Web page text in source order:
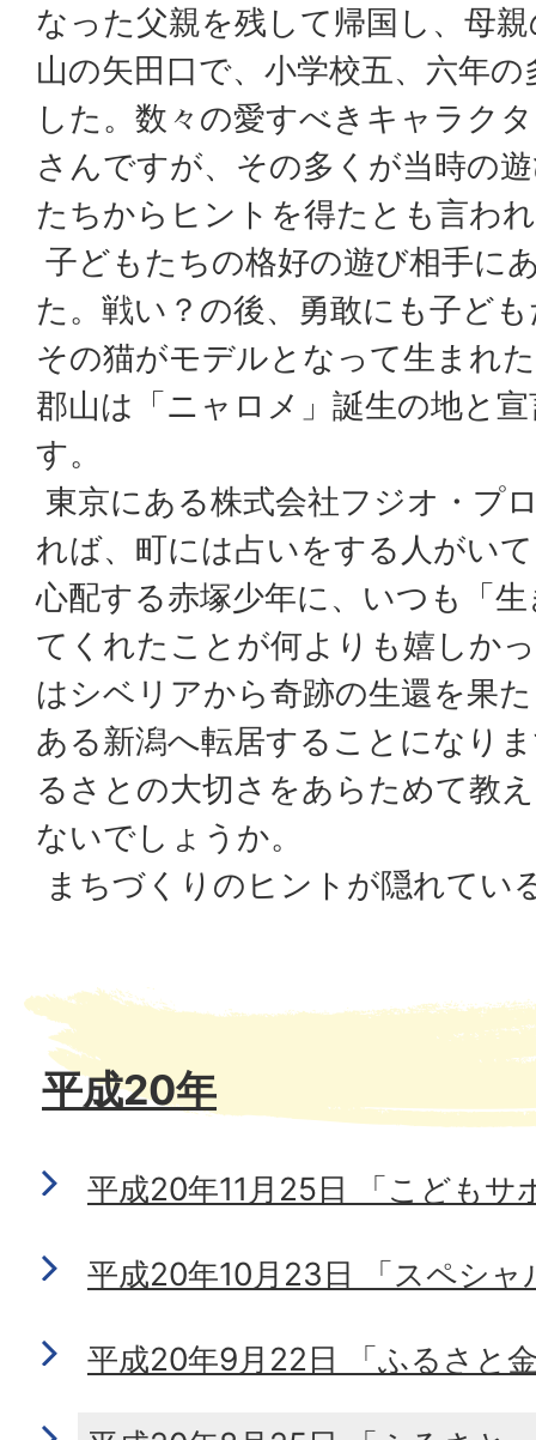
なった父親を残して帰国し、母
山の矢田口で、小学校五、六年
した。数々の愛すべきキャラク
さんですが、その多くが当時の
たちからヒントを得たとも言わ
子どもたちの格好の遊び相手に
た。戦い？の後、勇敢にも子ど
その猫がモデルとなって生まれ
郡山は「ニャロメ」誕生の地と
す。
東京にある株式会社フジオ・プ
れば、町には占いをする人がい
心配する赤塚少年に、いつも「
てくれたことが何よりも嬉しか
はシベリアから奇跡の生還を果
ある新潟へ転居することになり
るさとの大切さをあらためて教
ないでしょうか。
まちづくりのヒントが隠れてい
平成20年
平成20年11月25日 「こどもサ
平成20年10月23日 「スペシ
平成20年9月22日 「ふるさと